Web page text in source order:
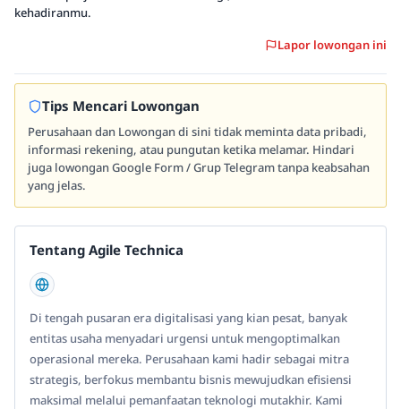
kehadiranmu.
Lapor lowongan ini
Tips Mencari Lowongan
Perusahaan dan Lowongan di sini tidak meminta data pribadi,
informasi rekening, atau pungutan ketika melamar. Hindari
juga lowongan Google Form / Grup Telegram tanpa keabsahan
yang jelas.
Tentang Agile Technica
Di tengah pusaran era digitalisasi yang kian pesat, banyak
entitas usaha menyadari urgensi untuk mengoptimalkan
operasional mereka. Perusahaan kami hadir sebagai mitra
strategis, berfokus membantu bisnis mewujudkan efisiensi
maksimal melalui pemanfaatan teknologi mutakhir. Kami